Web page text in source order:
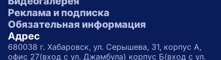
Реклама и подписка
Обязательная информация
Адрес
680038 г. Хабаровск, ул. Серышева, 31, корпус А,
офис 27(вход с ул. Джамбула) корпус Б(вход с ул.